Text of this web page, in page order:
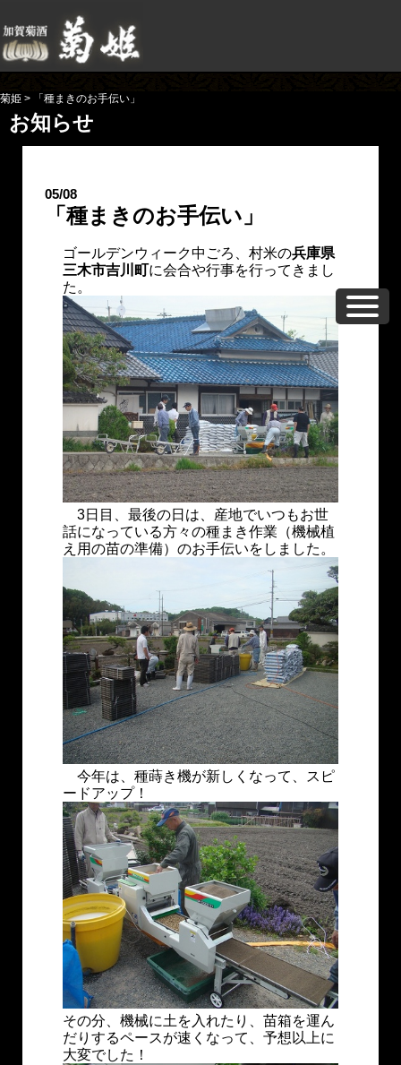
菊姫 > 「種まきのお手伝い」
お知らせ
05/08
「種まきのお手伝い」
ゴールデンウィーク中ごろ、村米の兵庫県
三木市吉川町に会合や行事を行ってきまし
た。
3日目、最後の日は、産地でいつもお世
話になっている方々の種まき作業（機械植
え用の苗の準備）のお手伝いをしました。
今年は、種蒔き機が新しくなって、スピ
ードアップ！
その分、機械に土を入れたり、苗箱を運ん
だりするペースが速くなって、予想以上に
大変でした！